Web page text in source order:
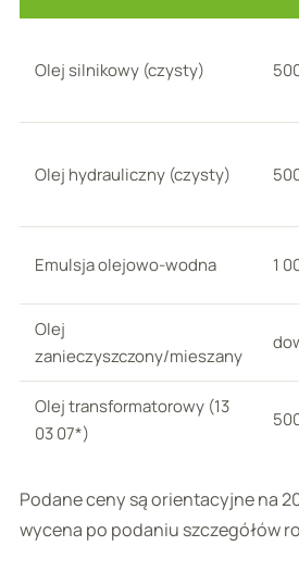
Olej silnikowy (czysty)
Olej hydrauliczny (czysty)
Emulsja olejowo-wodna 1
Olej
zanieczyszczony/mieszany
Olej transformatorowy (13
03 07*)
Podane ceny są orientacyjne na
wycena po podaniu szczegółów